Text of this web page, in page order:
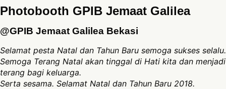
Photobooth GPIB Jemaat Galilea
@GPIB Jemaat Galilea Bekasi
Selamat pesta Natal dan Tahun Baru semoga sukses selalu.
Semoga Terang Natal akan tinggal di Hati kita dan menjadi
terang bagi keluarga.
Serta sesama. Selamat Natal dan Tahun Baru 2018.